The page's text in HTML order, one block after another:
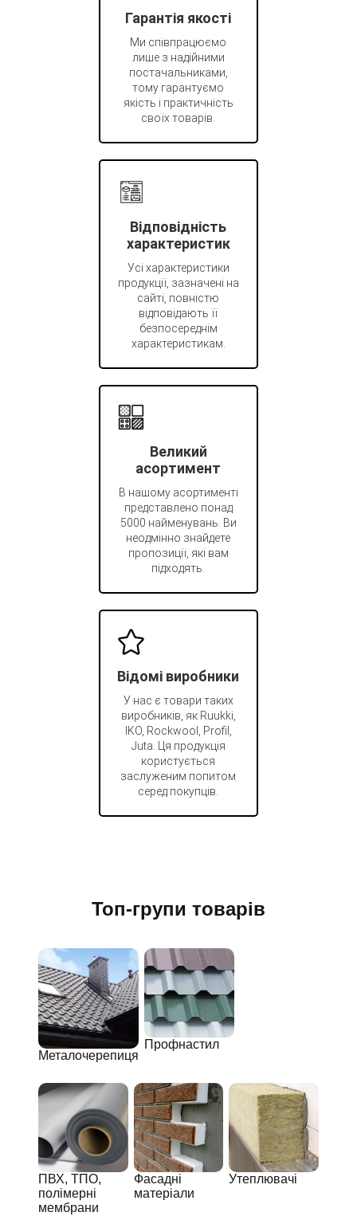
Гарантія якості
Ми співпрацюємо
лише з надійними
постачальниками,
тому гарантуємо
якість і практичність
своїх товарів.
Відповідність
характеристик
Усі характеристики
продукції, зазначені на
сайті, повністю
відповідають її
безпосереднім
характеристикам.
Великий
асортимент
В нашому асортименті
представлено понад
5000 найменувань. Ви
неодмінно знайдете
пропозиції, які вам
підходять.
Відомі виробники
У нас є товари таких
виробників, як Ruukki,
IKO, Rockwool, Profil,
Juta. Ця продукція
користується
заслуженим попитом
серед покупців.
Топ-групи товарів
Металочерепиця
Профнастил
ПВХ, ТПО,
полімерні
мембрани
Фасадні
матеріали
Утеплювачі